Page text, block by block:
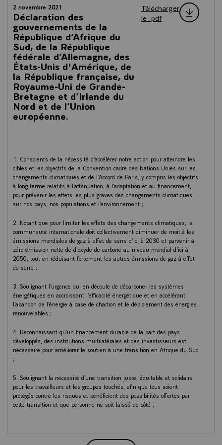
2 novembre 2021
Déclaration des
gouvernements de la
République d’Afrique du
Sud, de la République
fédérale d’Allemagne, des
États-Unis d'Amérique, de
la République française, du
Royaume-Uni de Grande-
Bretagne et d’Irlande du
Nord et de l’Union
européenne.
Télécharger
le .pdf
1. Conscients de la nécessité d’accélérer notre action pour atteindre les
cibles et les objectifs de la Convention-cadre des Nations Unies sur les
changements climatiques et de l’Accord de Paris, y compris les objectifs
à long terme relatifs à l’atténuation, à l’adaptation et au financement,
pour prévenir les effets les plus graves des changements climatiques
sur nos pays, nos populations et l’environnement ;
2. Notant que pour limiter les effets des changements climatiques, la
communauté internationale doit collectivement diminuer de moitié les
émissions mondiales de gaz à effet de serre d’ici à 2030 et parvenir à
zéro émission nette de dioxyde de carbone au niveau mondial d’ici à
2050, tout en réduisant fortement les autres émissions de gaz à effet
de serre ;
3. Soulignant l’urgence qui en découle de décarboner les systèmes
énergétiques en accroissant l’efficacité énergétique et en accélérant
l’abandon de l’énergie à base de charbon et le déploiement des énergies
renouvelables ;
4. Reconnaissant qu’un financement durable de la part des pays
développés, des institutions multilatérales et des investisseurs est
nécessaire pour améliorer le soutien à une transition en Afrique du Sud
;
5. Soulignant la nécessité d’une transition juste, équitable et solidaire
pour les travailleurs et les groupes touchés, afin que tous soient
protégés contre les risques et bénéficient des possibilités offertes par
cette transition et que personne ne soit laissé de côté ;
programmes ciblés de reconversion et de formation, créant des emplois